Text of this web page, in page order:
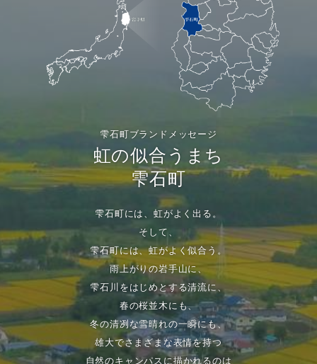
雫石町ブランドメッセージ
虹の似合うまち
雫石町
雫石町には、虹がよく出る。
そして、
雫石町には、虹がよく似合う。
雨上がりの岩手山に、
雫石川をはじめとする清流に、
春の桜並木にも、
冬の清冽な雪晴れの一瞬にも、
雄大でさまざまな表情を持つ
自然のキャンパスに描かれるのは